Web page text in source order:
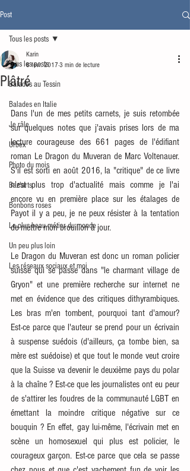
Post
Tous les posts
Balades au Tessin
Balades en Italie
Je râle
Urbex
Photo du mois
Baz'arts
Bonbons roses
Le plus beau métier du monde
Un peu plus loin
Les réseaux sociaux et moi
Tous les posts
Plâtré
Karin
8 févr. 2017 3 min de lecture
Dans l'un de mes petits carnets, je suis retombée
sur quelques notes que j'avais prises lors de ma
lecture courageuse des 661 pages de l'édifiant
roman Le Dragon du Muveran de Marc Voltenauer.
S'il est sorti en août 2016, la "critique" de ce livre
n'est plus trop d'actualité mais comme je l'ai
encore vu en première place sur les étalages de
Payot il y a peu, je ne peux résister à la tentation
de mettre mon brouillon à jour.
Le Dragon du Muveran est donc un roman policier
suisse qui se passe dans "le charmant village de
Gryon" et une première recherche sur internet ne
met en évidence que des critiques dithyrambiques.
Les bras m'en tombent, pourquoi tant d'amour?
Est-ce parce que l'auteur se prend pour un écrivain
à suspense suédois (d'ailleurs, ça tombe bien, sa
mère est suédoise) et que tout le monde veut croire
que la Suisse va devenir le deuxième pays du polar
à la chaîne ? Est-ce que les journalistes ont eu peur
de s'attirer les foudres de la communauté LGBT en
émettant la moindre critique négative sur ce
bouquin ? En effet, gay lui-même, l'écrivain met en
scène un homosexuel qui plus est policier, le
courageux garçon. Est-ce parce que cela se passe